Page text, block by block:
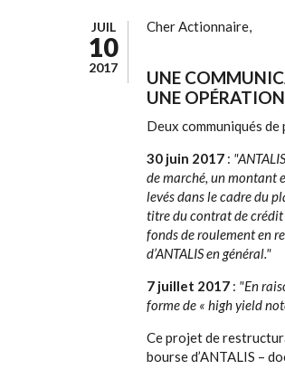
JUIL
10
2017
Cher Actionnaire,
UNE
UNE
Deux communiqués
30 juin 2017 :
de marché, un montant
levés dans le cadre du
titre du contrat de crédit
fonds de roulement en
d’ANTALIS en général."
7 juillet 2017 : "En
forme de « high yield
Ce projet de
bourse d’ANTALIS –